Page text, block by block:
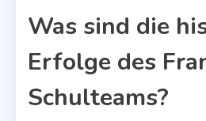
Was sind die
Erfolge des
Schulteams?